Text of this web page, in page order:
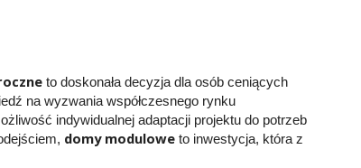
to doskonała decyzja dla osób ceniących
na wyzwania współczesnego rynku
indywidualnej adaptacji projektu do potrzeb
domy moduloweto inwestycja, która z